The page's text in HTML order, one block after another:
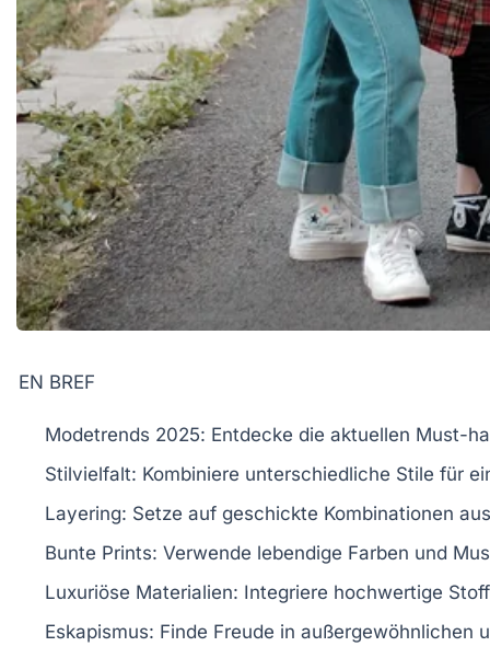
EN BREF
Modetrends 2025: Entdecke die aktuellen Must-
Stilvielfalt: Kombiniere unterschiedliche Stile für
Layering: Setze auf geschickte Kombinationen
Bunte Prints: Verwende lebendige Farben und
Luxuriöse Materialien: Integriere hochwertige
Eskapismus: Finde Freude in außergewöhnlichen